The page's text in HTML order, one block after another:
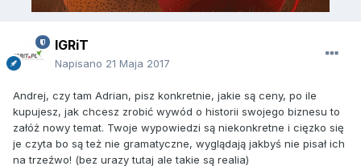
IGRiT
Napisano 21 Maja 2017
Andrej, czy tam Adrian, pisz konkretnie, jakie są ceny, po ile
kupujesz, jak chcesz zrobić wywód o historii swojego biznesu to
załóż nowy temat. Twoje wypowiedzi są niekonkretne i cięzko się
je czyta bo są też nie gramatyczne, wyglądają jakbyś nie pisał ich
na trzeźwo! (bez urazy tutaj ale takie są realia)